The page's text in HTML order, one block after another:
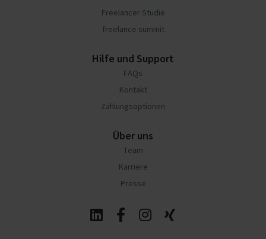
Freelancer Studie
freelance summit
Hilfe und Support
FAQs
Kontakt
Zahlungsoptionen
Über uns
Team
Karriere
Presse